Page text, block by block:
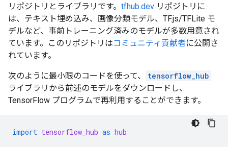
リポジトリとライブラリです。 tfhub.dev リポジトリに
は、テキスト埋め込み、画像分類モデル、TF.js/TFLite モ
デルなど、事前トレーニング済みのモデルが多数用意され
ています。このリポジトリはコミュニティ貢献者に公開さ
れています。
次のように最小限のコードを使って、
tensorflow_hub
ライブラリから前述のモデルをダウンロードし、
TensorFlow プログラムで再利用することができます。
import tensorflow_hub as hub